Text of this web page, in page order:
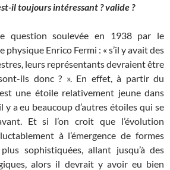
il toujours intéressant ? valide ?
question soulevée en 1938 par le
Enrico Fermi : « s’il y avait des
leurs représentants devraient être
ils donc ? ». En effet, à partir du
une étoile relativement jeune dans
y a eu beaucoup d’autres étoiles qui se
Et si l’on croit que l’évolution
à l’émergence de formes
sophistiquées, allant jusqu’à des
alors il devrait y avoir eu bien